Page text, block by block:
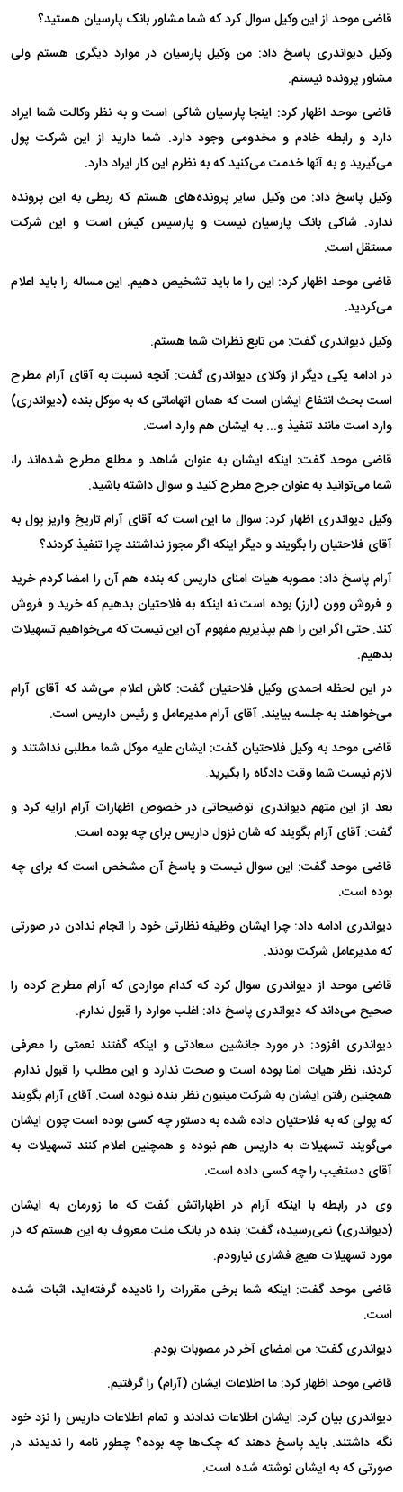
قاضی موحد از این وکیل سوال کرد که شما مشاور بانک پارسیان هستید؟
وکیل دیواندری پاسخ داد: من وکیل پارسیان در موارد دیگری هستم ولی
مشاور پرونده نیستم.
قاضی موحد اظهار کرد: اینجا پارسیان شاکی است و به نظر وکالت شما ایراد
دارد و رابطه خادم و مخدومی وجود دارد. شما دارید از این شرکت پول
می‌گیرید و ‌به آنها خدمت می‌کنید که به نظرم این کار ایراد دارد.
وکیل پاسخ داد: من وکیل سایر پرونده‌های هستم که ربطی به این پرونده
ندارد. شاکی بانک پارسیان نیست و پارسیس کیش است و این شرکت
مستقل است.
قاضی موحد اظهار کرد: این را ما باید تشخیص دهیم. این مساله را باید اعلام
می‌کردید.
وکیل دیواندری گفت: من تابع نظرات شما هستم.
در ادامه یکی دیگر از وکلای دیواندری گفت: آنچه نسبت به آقای آرام مطرح
است بحث انتفاع ایشان است که همان اتهاماتی که به موکل بنده (دیواندری)
وارد است مانند تنفیذ و... به ایشان هم وارد است.
قاضی موحد گفت: اینکه ایشان به عنوان شاهد و مطلع مطرح شده‌اند را،
شما می‌توانید به عنوان جرح مطرح کنید و سوال داشته باشید.
وکیل دیواندری اظهار کرد: سوال ما این است که آقای آرام تاریخ واریز پول به
آقای فلاحتیان را بگویند و دیگر اینکه اگر مجوز نداشتند چرا تنفیذ کردند؟
آرام پاسخ داد: مصوبه هیات امنای داریس که بنده هم آن را امضا کردم خرید
و فروش وون (ارز) بوده است نه اینکه به فلاحتیان بدهیم که خرید و فروش
کند. حتی اگر این را هم بپذیریم مفهوم آن این نیست که می‌خواهیم تسهیلات
بدهیم.
در این لحظه احمدی وکیل فلاحتیان گفت: کاش اعلام می‌شد که آقای آرام
می‌خواهند به جلسه بیایند. آقای آرام مدیرعامل و رئیس داریس است.
قاضی موحد به وکیل فلاحتیان گفت: ایشان علیه موکل شما مطلبی نداشتند و
لازم نیست شما وقت دادگاه را بگیرید.
بعد از این متهم دیواندری توضیحاتی در خصوص اظهارات آرام ارایه کرد و
گفت: آقای آرام بگویند که شان نزول داریس برای چه بوده است.
قاضی موحد گفت: این سوال نیست و پاسخ آن مشخص است که برای چه
بوده است.
دیواندری ادامه داد: چرا ایشان وظیفه نظارتی خود را انجام ندادن در صورتی
که مدیرعامل شرکت بودند.
قاضی موحد از دیواندری سوال کرد که کدام مواردی که آرام مطرح کرده را
صحیح می‌داند که دیواندری پاسخ داد: اغلب موارد را قبول ندارم.
دیواندری افزود: در مورد جانشین سعادتی و اینکه گفتند نعمتی را معرفی
کردند، نظر هیات امنا بوده است و صحت ندارد و این مطلب را قبول ندارم.
همچنین رفتن ایشان به شرکت مینیون نظر بنده نبوده است. آقای آرام بگویند
که پولی که به فلاحتیان داده شده به دستور چه کسی بوده است چون ایشان
می‌گویند تسهیلات به داریس هم نبوده و همچنین اعلام کنند تسهیلات به
آقای دستغیب را چه کسی داده است.
وی در رابطه با اینکه آرام در اظهاراتش گفت که ما زورمان به ایشان
(دیواندری) نمی‌رسیده، گفت: بنده در بانک ملت معروف به این هستم که در
مورد تسهیلات هیچ فشاری نیارودم.
قاضی موحد گفت: اینکه شما برخی مقررات را نادیده گرفته‌اید، اثبات شده
است.
دیواندری گفت: من امضای آخر در مصوبات بودم.
قاضی موحد اظهار کرد: ما اطلاعات ایشان (آرام) را گرفتیم.
دیواندری بیان کرد: ایشان اطلاعات ندادند و تمام اطلاعات داریس را نزد خود
نگه داشتند. باید پاسخ دهند که چک‌ها چه بوده؟ چطور نامه را ندیدند در
صورتی که به ایشان نوشته شده است.